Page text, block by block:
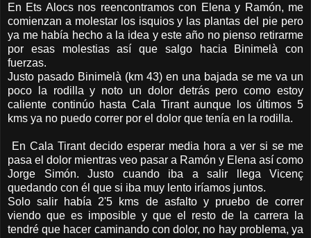
En Ets Alocs nos reencontramos con Elena y Ramón, me
comienzan a molestar los isquios y las plantas del pie pero
ya me había hecho a la idea y este año no pienso retirarme
por esas molestias así que salgo hacia Binimelà con
fuerzas.
Justo pasado Binimelà (km 43) en una bajada se me va un
poco la rodilla y noto un dolor detrás pero como estoy
caliente continúo hasta Cala Tirant aunque los últimos 5
kms ya no puedo correr por el dolor que tenía en la rodilla.
En Cala Tirant decido esperar media hora a ver si se me
pasa el dolor mientras veo pasar a Ramón y Elena así como
Jorge Simón. Justo cuando iba a salir llega Vicenç
quedando con él que si iba muy lento iríamos juntos.
Solo salir había 2'5 kms de asfalto y pruebo de correr
viendo que es imposible y que el resto de la carrera la
tendré que hacer caminando con dolor, no hay problema, ya